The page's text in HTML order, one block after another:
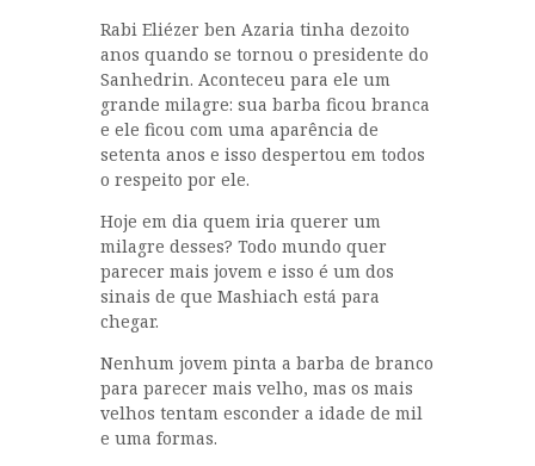
Rabi Eliézer ben Azaria tinha dezoito
anos quando se tornou o presidente do
Sanhedrin. Aconteceu para ele um
grande milagre: sua barba ficou branca
e ele ficou com uma aparência de
setenta anos e isso despertou em todos
o respeito por ele.
Hoje em dia quem iria querer um
milagre desses? Todo mundo quer
parecer mais jovem e isso é um dos
sinais de que Mashiach está para
chegar.
Nenhum jovem pinta a barba de branco
para parecer mais velho, mas os mais
velhos tentam esconder a idade de mil
e uma formas.